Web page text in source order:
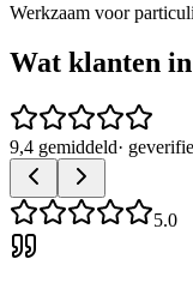
Werkzaam voor
Wat klanten in
9,4 gemiddeld·
5.0